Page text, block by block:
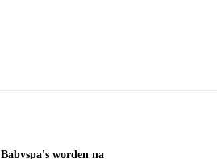
Babyspa's worden na